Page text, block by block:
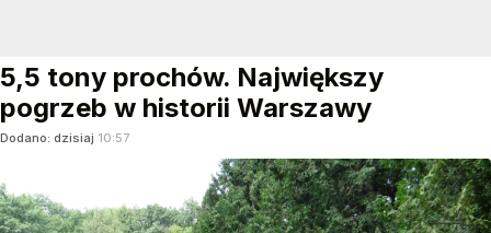
5,5 tony prochów. Największy
pogrzeb w historii Warszawy
Dodano: dzisiaj 10:57